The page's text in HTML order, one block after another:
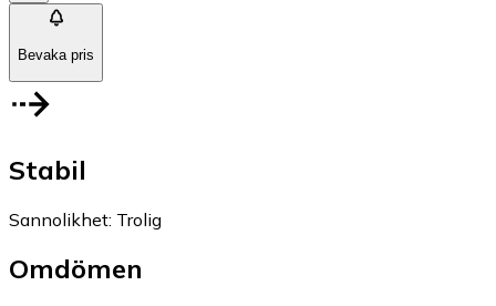
Bevaka pris
Stabil
Sannolikhet: Trolig
Omdömen